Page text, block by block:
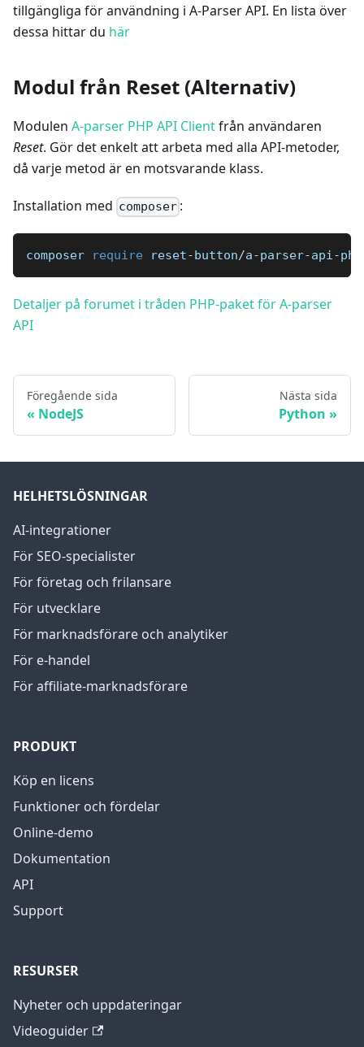
tillgängliga för användning i A-Parser API. En lista över
dessa hittar du här
Modul från Reset (Alternativ)
Modulen A-parser PHP API Clientfrån användaren
Reset. Gör det enkelt att arbeta med alla API-metoder,
då varje metod är en motsvarande klass.
Installation med composer :
composer require reset- button/a-parser-api-php
Detaljer på forumet i tråden PHP-paket för A-parser
API
Föregående sida
NodeJS
Nästa sida
Python
HELHETSLÖSNINGAR
AI-integrationer
För SEO-specialister
För företag och frilansare
För utvecklare
För marknadsförare och analytiker
För e-handel
För affiliate-marknadsförare
PRODUKT
Köp en licens
Funktioner och fördelar
Online-demo
Dokumentation
API
Support
RESURSER
Nyheter och uppdateringar
Videoguider